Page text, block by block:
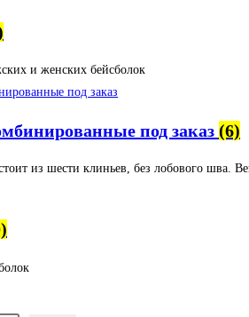
и женских бейсболок
под заказ (6)
из шести клиньев, без лобового шва.